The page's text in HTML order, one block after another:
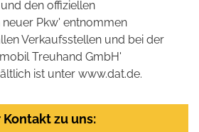
den offiziellen
Pkw' entnommen
Verkaufsstellen und bei der
Treuhand GmbH'
ist unter www.dat.de.
Kontakt zu uns: